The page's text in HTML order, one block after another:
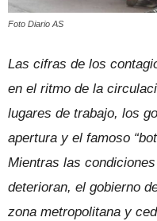
Foto Diario AS
Las cifras de los
en el ritmo de la
lugares de trabajo, los
apertura y el famoso
Mientras las
deterioran, el gobierno
zona metropolitana y